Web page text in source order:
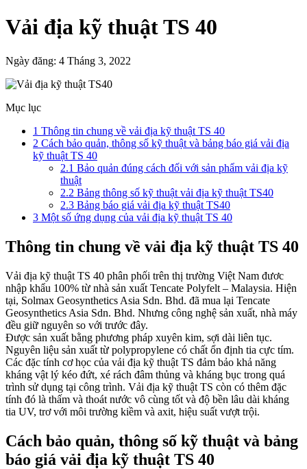
Vải địa kỹ thuật TS 40
Ngày đăng: 4 Tháng 3, 2022
Mục lục
1 Thông tin chung về vải địa kỹ thuật TS 40
2 Cách bảo quản, thông số kỹ thuật và bảng báo giá vải địa
kỹ thuật TS 40
2.1 Bảo quản đúng cách đối với sản phẩm vải địa kỹ
thuật
2.2 Bảng thông số kỹ thuật vải địa kỹ thuật TS40
2.3 Bảng báo giá vải địa kỹ thuật TS40
3 Một số ứng dụng của vải địa kỹ thuật TS 40
Thông tin chung về vải địa kỹ thuật TS 40
Vải địa kỹ thuật TS 40 phân phối trên thị trường Việt Nam đươc
nhập khẩu 100% từ nhà sản xuất Tencate Polyfelt – Malaysia. Hiện
tại, Solmax Geosynthetics Asia Sdn. Bhd. đã mua lại Tencate
Geosynthetics Asia Sdn. Bhd. Nhưng công nghệ sản xuất, nhà máy
đều giữ nguyên so với trước đây​.
Được sản xuất bằng phương pháp xuyên kim, sợi dài liên tục.
Nguyên liệu sản xuất từ ​​polypropylene có chất ổn định tia cực tím.
Các đặc tính cơ học của vải địa kỹ thuật TS đảm bảo khả năng
kháng vật lý kéo đứt, xé rách đâm thủng và kháng bục trong quá
trình sử dụng tại công trình. Vải địa kỹ thuật TS còn có thêm đặc
tính đó là thấm và thoát nước vô cùng tốt và độ bền lâu dài kháng
tia UV, trơ với môi trường kiềm và axit, hiệu suất vượt trội.
Cách bảo quản, thông số kỹ thuật và bảng
báo giá vải địa kỹ thuật TS 40